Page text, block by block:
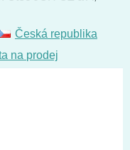
Česká republika
na prodej